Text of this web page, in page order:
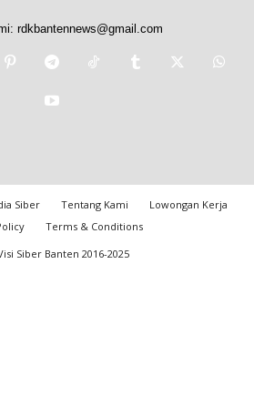
rdkbantennews@gmail.com
Siber Tentang Kami
Lowongan Kerja
Terms & Conditions
Siber Banten 2016-2025